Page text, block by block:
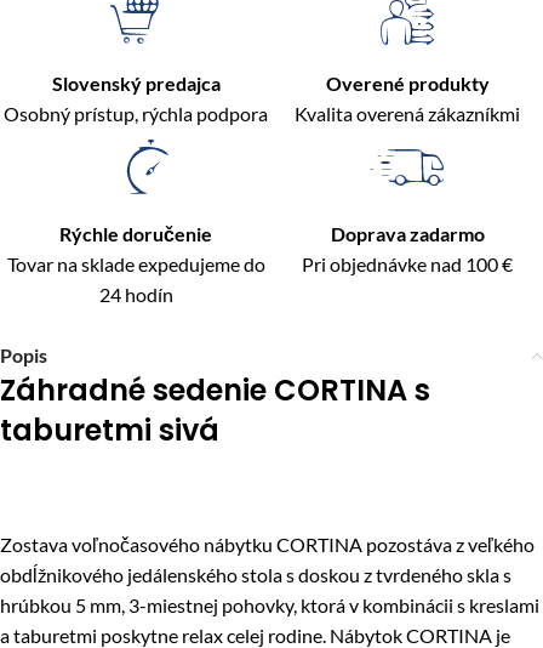
Slovenský predajca
Osobný prístup, rýchla podpora
Overené produkty
Kvalita overená zákazníkmi
Rýchle doručenie
Tovar na sklade expedujeme do
24 hodín
Doprava zadarmo
Pri objednávke nad 100 €
Popis
Záhradné sedenie CORTINA s
taburetmi sivá
Zostava voľnočasového nábytku CORTINA pozostáva z veľkého
obdĺžnikového jedálenského stola s doskou z tvrdeného skla s
hrúbkou 5 mm, 3-miestnej pohovky, ktorá v kombinácii s kreslami
a taburetmi poskytne relax celej rodine. Nábytok CORTINA je